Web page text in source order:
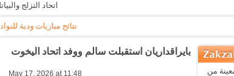
اتحاد التزلج
نتائج مباريات ودية للنوادي في كرة القدم: مايوركا - باريس سان جيرمان 3-
بايراقداريان استقبلت سالم ووفد اتحاد اليخوت
May 17, 2026 at 11:48
من